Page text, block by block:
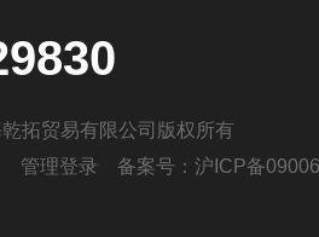
拓贸易有限公司版权所有
管理登录 备案号： 沪ICP备